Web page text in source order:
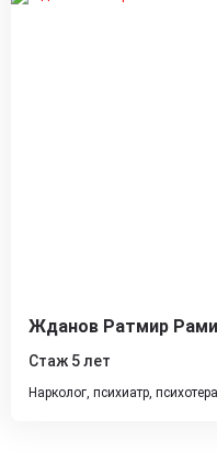
Жданов Ратмир
Стаж 5 лет
Нарколог, психиатр,